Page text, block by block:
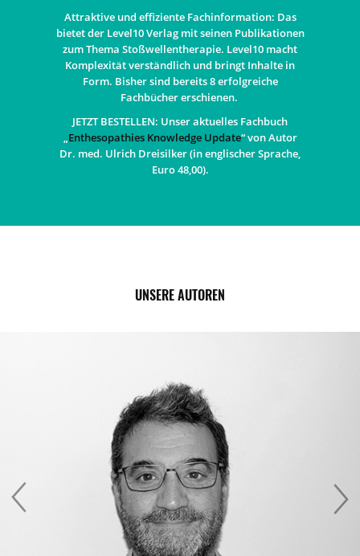
Attraktive und effiziente Fachinformation: Das
bietet der Level10 Verlag mit seinen Publikationen
zum Thema Stoßwellentherapie. Level10 macht
Komplexität verständlich und bringt Inhalte in
Form. Bisher sind bereits 8 erfolgreiche
Fachbücher erschienen.
JETZT BESTELLEN: Unser aktuelles Fachbuch
Enthesopathies Knowledge Update“ von Autor
Dr. med. Ulrich Dreisilker (in englischer Sprache,
Euro 48,00).
UNSERE AUTOREN